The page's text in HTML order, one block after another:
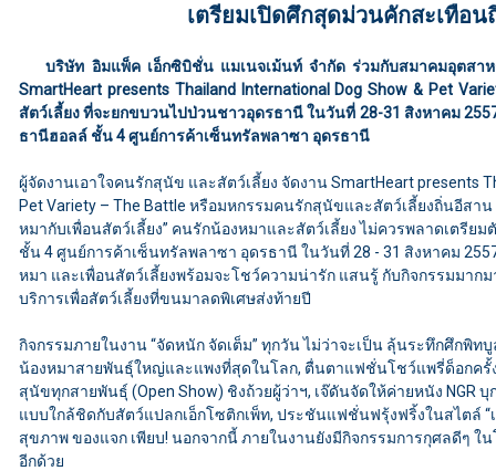
เตรียมเปิดศึกสุดม่วนคักสะเทือ
บริษัท อิมแพ็ค เอ็กซิบิชั่น แมเนจเม้นท์ จำกัด ร่วมกับสมาคมอุตสา
SmartHeart presents Thailand International Dog Show & Pet
สัตว์เลี้ยง ที่จะยกขบวนไปป่วนชาวอุดรธานี ในวันที่ 28-31 สิงหาคม
ธานีฮอลล์ ชั้น 4 ศูนย์การค้าเซ็นทรัลพลาซา อุดรธานี
ผู้จัดงานเอาใจคนรักสุนัข และสัตว์เลี้ยง จัดงาน SmartHeart presents
Pet Variety – The Battle หรือมหกรรมคนรักสุนัขและสัตว์เลี้ยงถิ่นอีสา
หมากับเพื่อนสัตว์เลี้ยง” คนรักน้องหมาและสัตว์เลี้ยง ไม่ควรพลาดเตรีย
ชั้น 4 ศูนย์การค้าเซ็นทรัลพลาซา อุดรธานี ในวันที่ 28 - 31 สิงหาคม
หมา และเพื่อนสัตว์เลี้ยงพร้อมจะโชว์ความน่ารัก แสนรู้ กับกิจกรรมมาก
บริการเพื่อสัตว์เลี้ยงที่ขนมาลดพิเศษส่งท้ายปี
กิจกรรมภายในงาน “จัดหนัก จัดเต็ม” ทุกวัน ไม่ว่าจะเป็น ลุ้นระทึกศึกพิ
น้องหมาสายพันธุ์ใหญ่และแพงที่สุดในโลก, ตื่นตาแฟชั่นโชว์แพรี่ด็อกครั้
สุนัขทุกสายพันธุ์ (Open Show) ชิงถ้วยผู้ว่าฯ, เจ๊ดันจัดให้ค่ายหนัง NGR
แบบใกล้ชิดกับสัตว์แปลกเอ็กโซติกเพ็ท, ประชันแฟชั่นฟรุ้งฟริ้งในสไตล์ “
สุขภาพ ของแจก เพียบ! นอกจากนี้ ภายในงานยังมีกิจกรรมการกุศลดีๆ ใน
อีกด้วย